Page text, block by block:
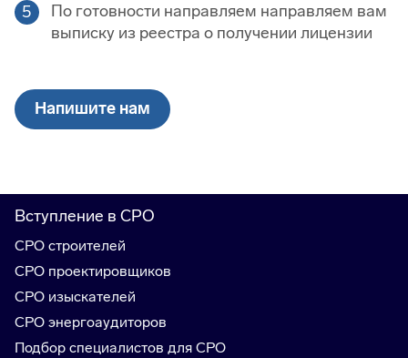
По готовности направляем направляем вам
выписку из реестра о получении лицензии
Напишите нам
Вступление в СРО
СРО строителей
СРО проектировщиков
СРО изыскателей
СРО энергоаудиторов
Подбор специалистов для СРО